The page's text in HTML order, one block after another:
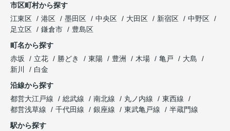
市区町村から探す
江東区
港区 墨田区 中央区 大田区 新宿区
中野区
足立区
鎌倉市
豊島区
町名から探す
赤坂
立花 勝どき 東陽 豊洲 木場 亀戸
大島
新川
白金
沿線から探す
都営大江戸線
総武線 南北線 丸ノ内線
東西線
都営浅草線
千代田線 銀座線 東武亀戸線
半蔵門線
駅から探す